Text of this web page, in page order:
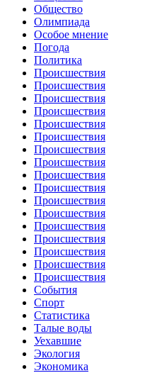
Общество
Олимпиада
Особое мнение
Погода
Политика
Происшествия
Происшествия
Происшествия
Происшествия
Происшествия
Происшествия
Происшествия
Происшествия
Происшествия
Происшествия
Происшествия
Происшествия
Происшествия
Происшествия
Происшествия
Происшествия
Происшествия
События
Спорт
Статистика
Талые воды
Уехавшие
Экология
Экономика